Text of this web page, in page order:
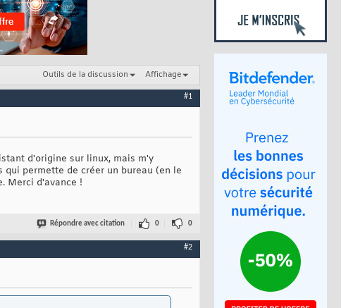
Outils de la discussion Affichage
#1
d'origine sur linux, mais m'y
permette de créer un bureau (en le
Merci d'avance !
Répondre avec citation 0 0
#2